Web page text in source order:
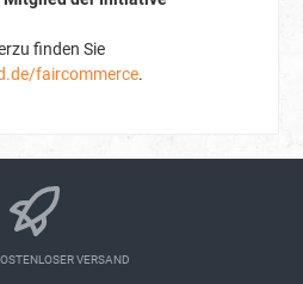
finden Sie
faircommerce.
VERSAND